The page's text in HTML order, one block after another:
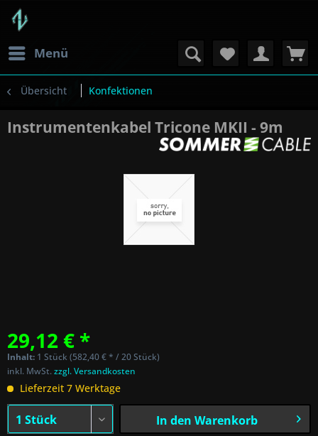
Menü
Übersicht Konfektionen
Instrumentenkabel Tricone MKII - 9m
29,12 € *
Inhalt: 1 Stück (582,40 € * / 20 Stück)
inkl. MwSt.zzgl. Versandkosten
Lieferzeit 7 Werktage
In den Warenkorb